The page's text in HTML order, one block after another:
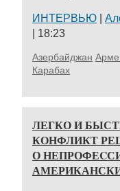
ИНТЕРВЬЮ
| 18:23
Азербайджан
Карабах
ЛЕГКО И
КОНФЛИКТ
О